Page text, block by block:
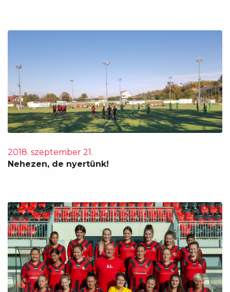
2018. szeptember 21.
Nehezen, de nyertünk!